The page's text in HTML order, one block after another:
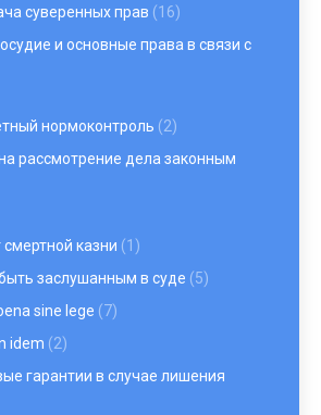
суверенных прав (16)
и основные права в связи с
нормоконтроль (2)
рассмотрение дела законным
смертной казни (1)
заслушанным в суде (5)
sine lege (7)
idem (2)
гарантии в случае лишения